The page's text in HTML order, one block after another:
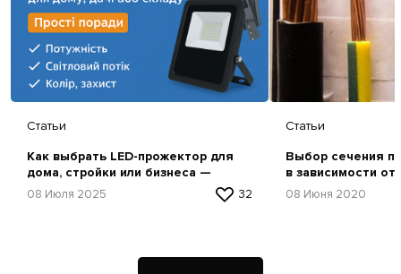
Статьи
Как выбрать LED-прожектор для
дома, стройки или бизнеса —
простая инструкция
08 Июля 2025 32
Статьи
Выбор сечения
в зависимости
08 Июня 2020